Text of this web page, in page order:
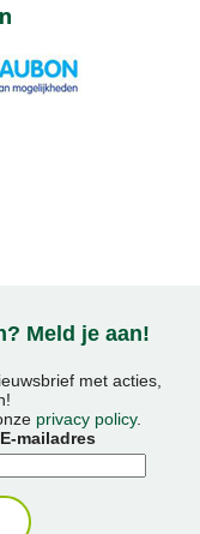
Meld je aan!
met acties,
privacy policy.
E-mailadres